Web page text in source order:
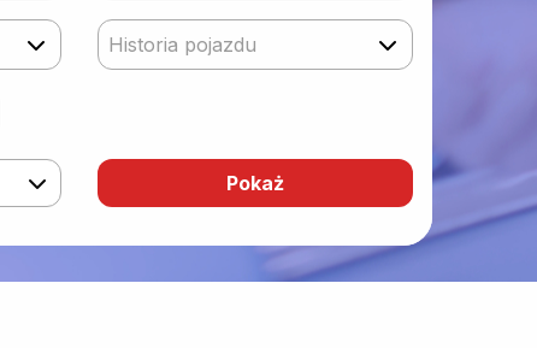
Historia pojazdu